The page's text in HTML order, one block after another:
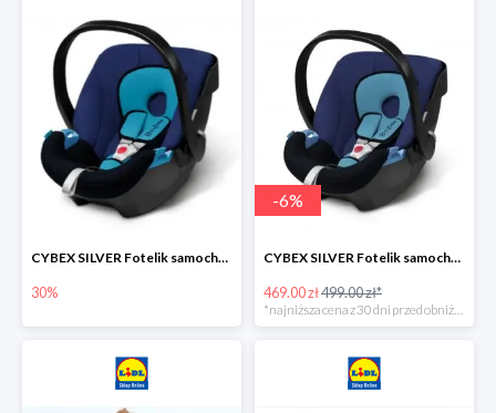
CYBEX SILVER Fotelik samochodowy -30%
30%
-6%
CYBEX SILVER Fotelik samochodowy + dostawa gratis!
469.00 zł499.00 zł*
*najniższa cena z 30 dni przed obniżką